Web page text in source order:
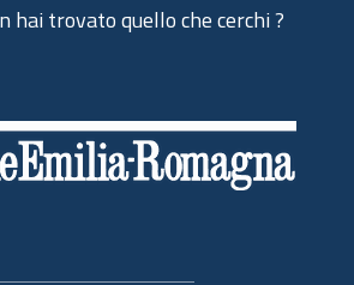
hai trovato quello che cerchi ?